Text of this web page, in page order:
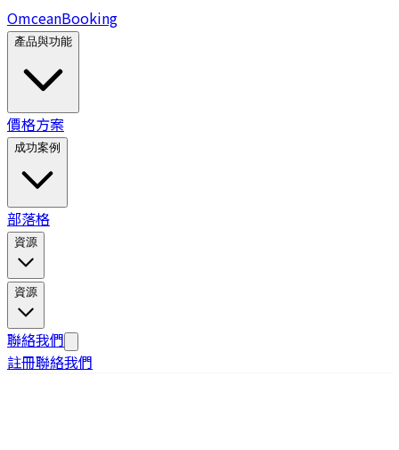
OmceanBooking
產品與功能
價格方案
成功案例
部落格
資源
資源
聯絡我們
註冊聯絡我們